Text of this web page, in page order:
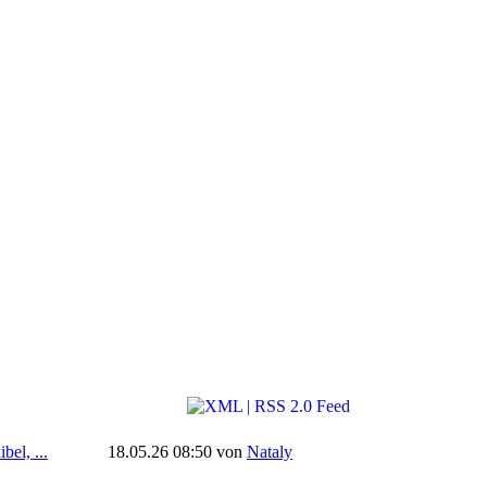
... 18.05.26 08:50 von Nataly